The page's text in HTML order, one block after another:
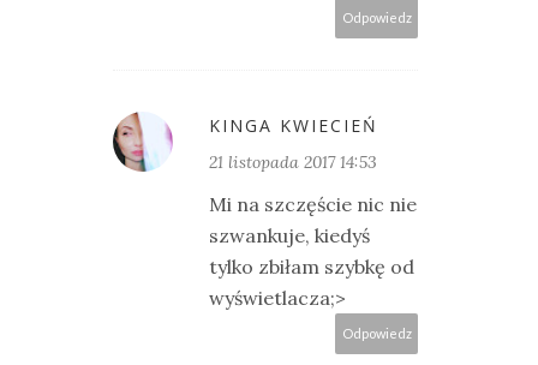
Odpowiedz
KINGA KWIECIEŃ
21 listopada 2017 14:53
Mi na szczęście nic nie
szwankuje, kiedyś
tylko zbiłam szybkę od
wyświetlacza;>
Odpowiedz